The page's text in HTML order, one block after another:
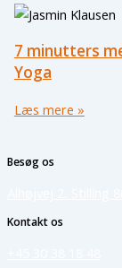
7 minutters
Yoga
Læs mere »
Besøg os
Kontakt os